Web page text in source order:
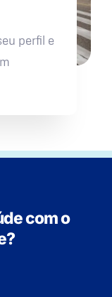
perfil e
com o